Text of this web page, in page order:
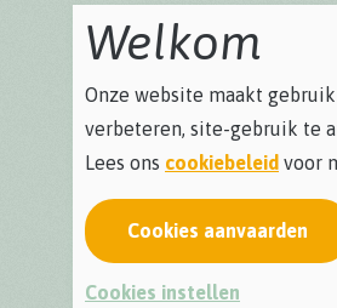
Welkom
Onze website maakt
verbeteren, site-gebruik te
Lees ons cookiebeleid voor
Cookies aanvaarden
Cookies instellen